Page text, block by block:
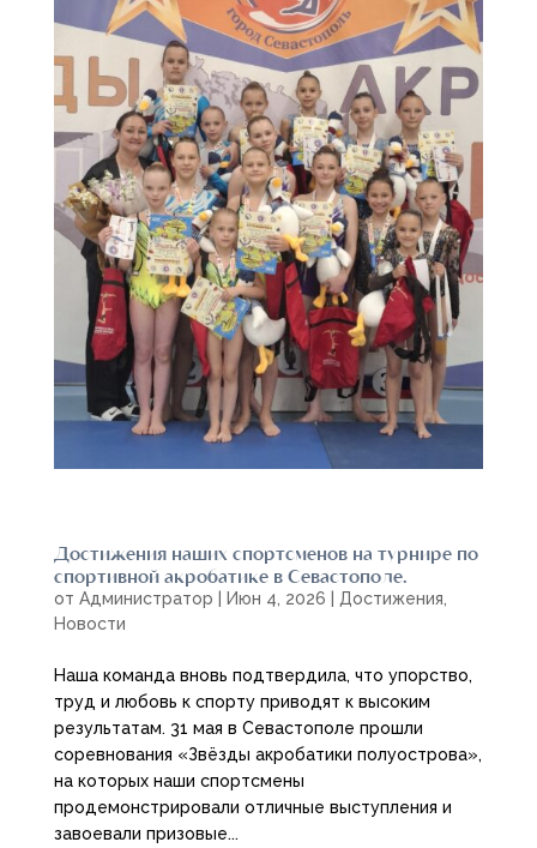
Достижения наших спортсменов на турнире по
спортивной акробатике в Севастополе.
от Администратор Июн 4, 2026 Достижения,
Новости
Наша команда вновь подтвердила, что упорство,
труд и любовь к спорту приводят к высоким
результатам. 31 мая в Севастополе прошли
соревнования «Звёзды акробатики полуострова»,
на которых наши спортсмены
продемонстрировали отличные выступления и
завоевали призовые...